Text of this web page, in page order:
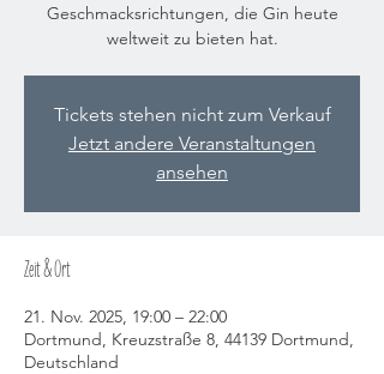
Geschmacksrichtungen, die Gin heute
weltweit zu bieten hat.
Tickets stehen nicht zum Verkauf
Jetzt andere Veranstaltungen
ansehen
Zeit & Ort
21. Nov. 2025, 19:00 – 22:00
Dortmund, Kreuzstraße 8, 44139 Dortmund,
Deutschland